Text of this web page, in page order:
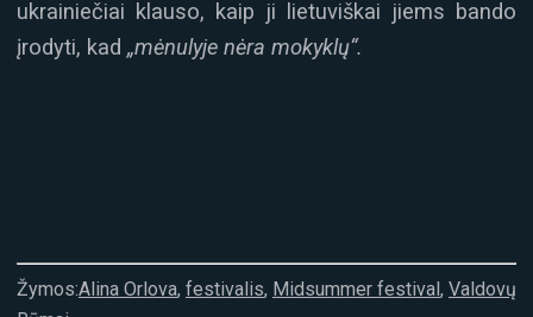
ukrainiečiai klauso, kaip ji lietuviškai jiems bando
įrodyti, kad „mėnulyje nėra mokyklų“.
Žymos:Alina Orlova, festivalis, Midsummer festival, Valdovų